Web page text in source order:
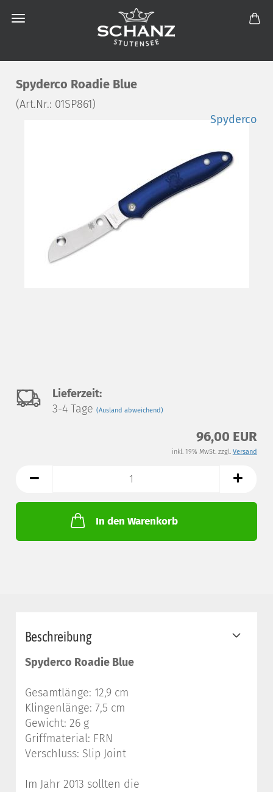
Spyderco Roadie Blue
(Art.Nr.: 01SP861)
Spyderco
Auf
den
Lieferzeit:
3-4 Tage(Ausland abweichend)
96,00 EUR
inkl. 19% MwSt. zzgl. Versand
In den Warenkorb
Beschreibung
Spyderco Roadie Blue
Gesamtlänge: 12,9 cm
Klingenlänge: 7,5 cm
Gewicht: 26 g
Griffmaterial: FRN
Verschluss: Slip Joint
Im Jahr 2013 sollten die